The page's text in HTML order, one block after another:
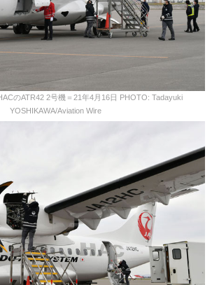
のATR42 2号機＝21年4月16日 PHOTO: Tadayuki
YOSHIKAWA/Aviation Wire